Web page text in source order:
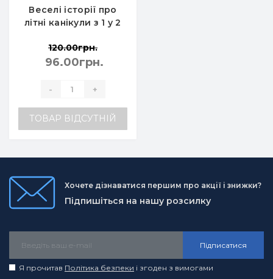
Веселі історії про
літні канікули з 1 у 2
Іщенко О., Ларіна О.,
Паук Л.
120.00грн.
96.00грн.
- +
ТОВАР ВІДСУТНІЙ
Хочете дізнаватися першим про акції і знижки?
Підпишіться на нашу розсилку
Підписатися
Я прочитав Політика безпеки і згоден з вимогами